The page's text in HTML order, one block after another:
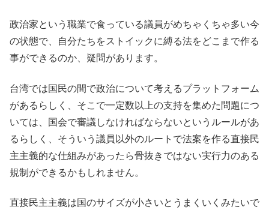
政治家という職業で食っている議員がめちゃくちゃ多い今
の状態で、自分たちをストイックに縛る法をどこまで作る
事ができるのか、疑問があります。
台湾では国民の間で政治について考えるプラットフォーム
があるらしく、そこで一定数以上の支持を集めた問題につ
いては、国会で審議しなければならないというルールがあ
るらしく、そういう議員以外のルートで法案を作る直接民
主主義的な仕組みがあったら骨抜きではない実行力のある
規制ができるかもしれません。
直接民主主義は国のサイズが小さいとうまくいくみたいで